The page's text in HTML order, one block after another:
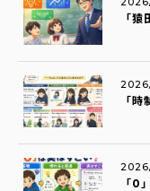
「
「
「0